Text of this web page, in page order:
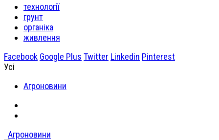
технології
грунт
органіка
живлення
Facebook Google Plus Twitter Linkedin Pinterest
Усі
Агроновини
Агроновини